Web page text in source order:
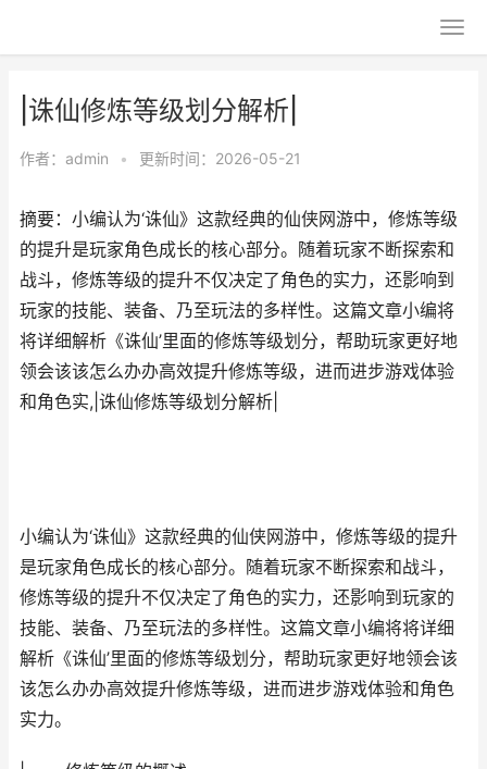
|诛仙修炼等级划分解析|
作者： admin • 更新时间：2026-05-21
摘要：小编认为‘诛仙》这款经典的仙侠网游中，修炼等级
的提升是玩家角色成长的核心部分。随着玩家不断探索和
战斗，修炼等级的提升不仅决定了角色的实力，还影响到
玩家的技能、装备、乃至玩法的多样性。这篇文章小编将
将详细解析《诛仙’里面的修炼等级划分，帮助玩家更好地
领会该该怎么办办高效提升修炼等级，进而进步游戏体验
和角色实,|诛仙修炼等级划分解析|
小编认为‘诛仙》这款经典的仙侠网游中，修炼等级的提升
是玩家角色成长的核心部分。随着玩家不断探索和战斗，
修炼等级的提升不仅决定了角色的实力，还影响到玩家的
技能、装备、乃至玩法的多样性。这篇文章小编将将详细
解析《诛仙’里面的修炼等级划分，帮助玩家更好地领会该
该怎么办办高效提升修炼等级，进而进步游戏体验和角色
实力。